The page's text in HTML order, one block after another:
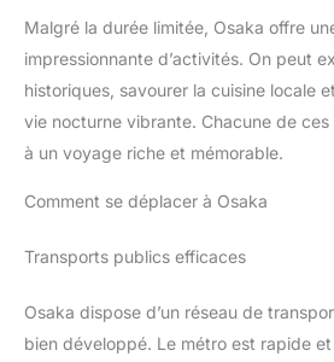
Malgré la durée limitée, Osaka offre
impressionnante d’activités. On peut
historiques, savourer la cuisine locale
vie nocturne vibrante. Chacune de
à un voyage riche et mémorable.
Comment se déplacer à Osaka
Transports publics efficaces
Osaka dispose d’un réseau de
bien développé. Le métro est rapide